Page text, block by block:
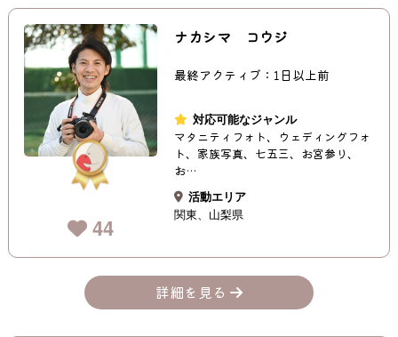
44
ナカシマ コウジ
最終アクティブ：1日以上前
対応可能なジャンル
マタニティフォト、ウェディングフォ
ト、家族写真、七五三、お宮参り、
お…
活動エリア
関東
山梨県
詳細を見る